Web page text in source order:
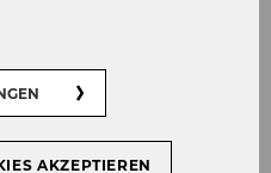
AKZEPTIEREN